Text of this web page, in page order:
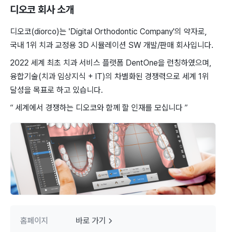
디오코 회사 소개
디오코(diorco)는 'Digital Orthodontic Company'의 약자로,
국내 1위 치과 교정용 3D 시뮬레이션 SW 개발/판매 회사입니다.
2022 세계 최초 치과 서비스 플랫폼 DentOne을 런칭하였으며,
융합기술(치과 임상지식 + IT)의 차별화된 경쟁력으로 세계 1위
달성을 목표로 하고 있습니다.
“ 세계에서 경쟁하는 디오코와 함께 할 인재를 모십니다 ”
홈페이지 바로 가기